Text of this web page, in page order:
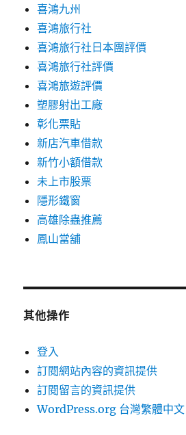
喜鴻九州
喜鴻旅行社
喜鴻旅行社日本團評價
喜鴻旅行社評價
喜鴻旅遊評價
塑膠射出工廠
彰化票貼
新店汽車借款
新竹小額借款
未上市股票
隱形鐵窗
高雄除蟲推薦
鳳山當舖
其他操作
登入
訂閱網站內容的資訊提供
訂閱留言的資訊提供
WordPress.org 台灣繁體中文